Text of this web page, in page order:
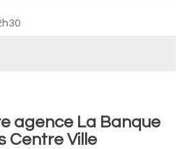
agence La Banque
Centre Ville